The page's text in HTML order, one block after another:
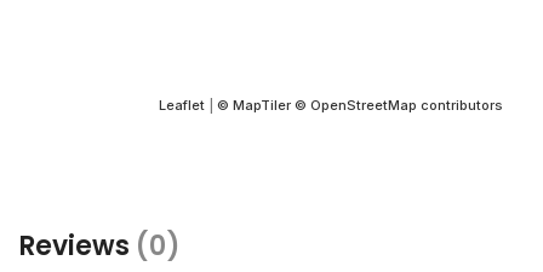
Leaflet © MapTiler © OpenStreetMap contributors
Reviews (0)